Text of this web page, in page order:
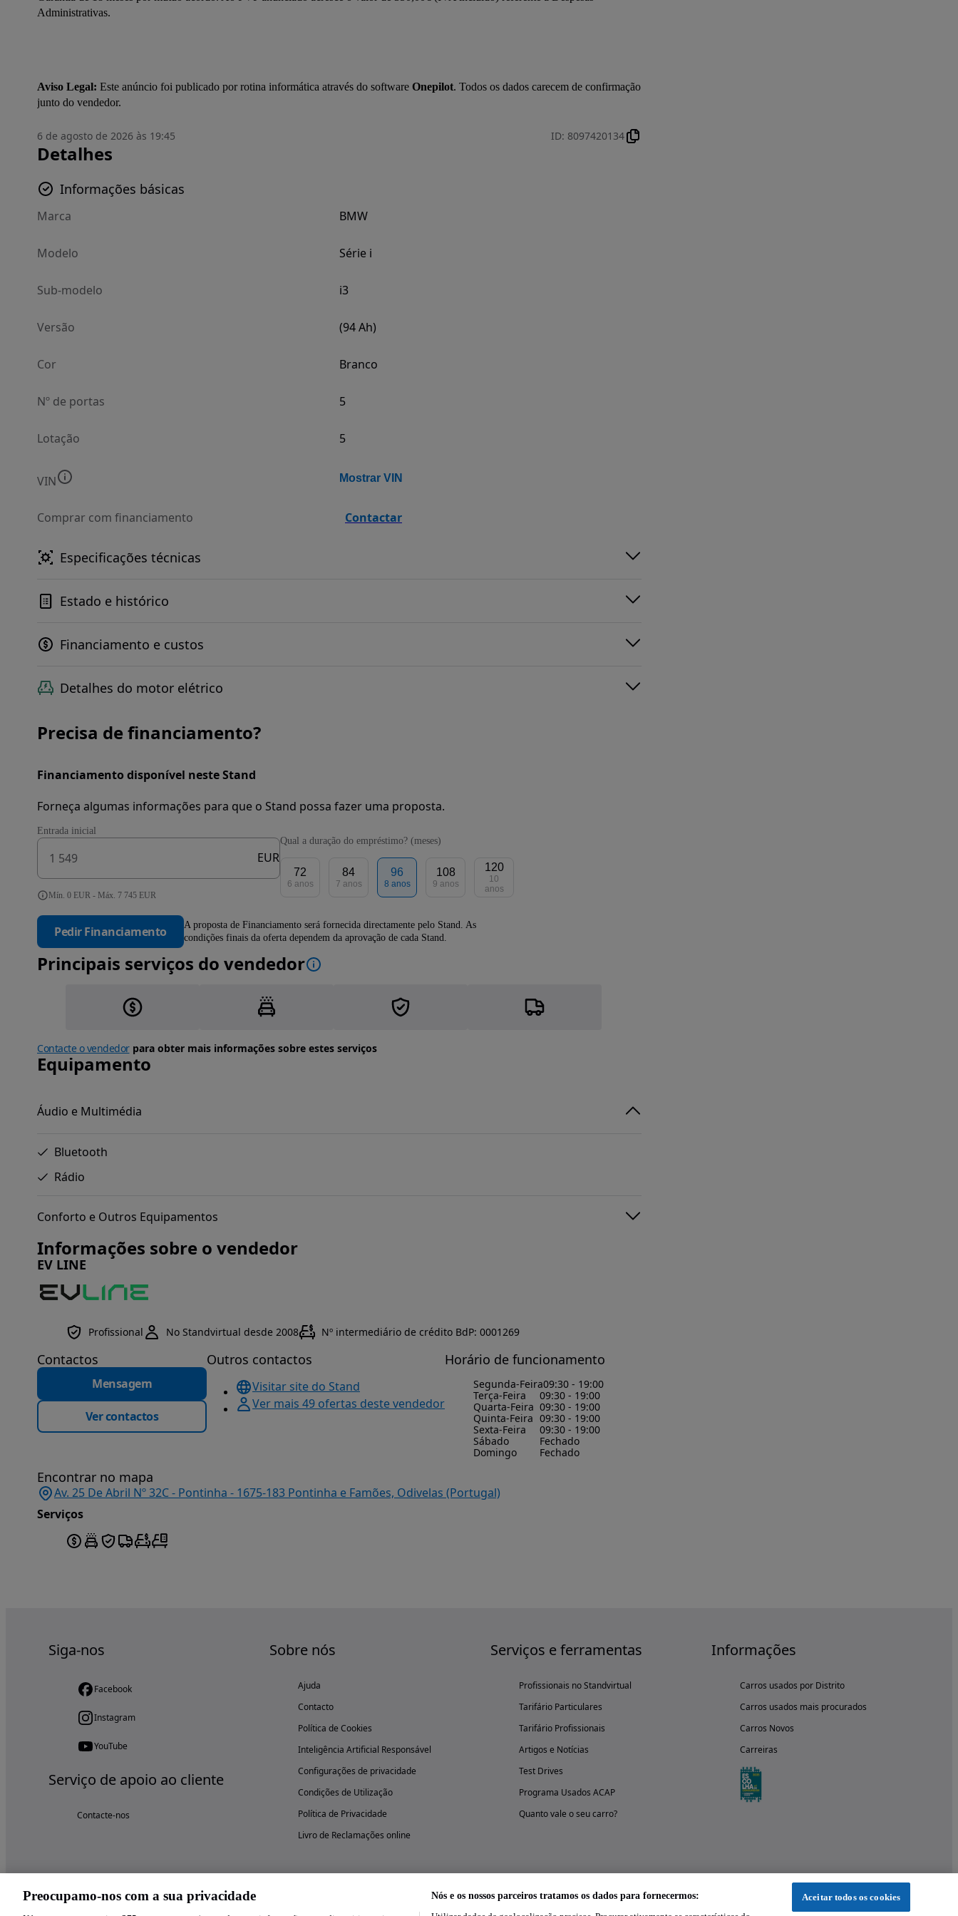
Administrativas.
Aviso Legal: Este anúncio foi publicado por rotina informática através do software Onepilot. Todos os dados carecem de confirmação
junto do vendedor.
6 de agosto de 2026 às 19:45 ID: 8097420134
Detalhes
Informações básicas
Marca BMW
Modelo Série i
Sub-modelo i3
Versão (94 Ah)
Cor Branco
Nº de portas 5
Lotação 5
VIN Mostrar VIN
Comprar com financiamento Contactar
Especificações técnicas
Estado e histórico
Financiamento e custos
Detalhes do motor elétrico
Precisa de financiamento?
Financiamento disponível neste Stand
Forneça algumas informações para que o Stand possa fazer uma proposta.
Entrada inicial
EUR
Mín. 0 EUR - Máx. 7 745 EUR
Qual a duração do empréstimo? (meses)
72
6 anos
84
7 anos
96
8 anos
108
9 anos
120
10
anos
Pedir Financiamento
A proposta de Financiamento será fornecida directamente pelo Stand. As
condições finais da oferta dependem da aprovação de cada Stand.
Principais serviços do vendedor
Contacte o vendedorpara obter mais informações sobre estes serviços
Equipamento
Áudio e Multimédia
Bluetooth
Rádio
Conforto e Outros Equipamentos
Informações sobre o vendedor
EV LINE
Profissional No Standvirtual desde 2008 Nº intermediário de crédito BdP: 0001269
Contactos
Mensagem
Ver contactos
Outros contactos
Visitar site do Stand
Ver mais 49 ofertas deste vendedor
Horário de funcionamento
Segunda-Feira09:30 - 19:00
Terça-Feira
09:30 - 19:00
Quarta-Feira 09:30 - 19:00
Quinta-Feira 09:30 - 19:00
Sexta-Feira
09:30 - 19:00
Sábado
Fechado
Domingo
Fechado
Encontrar no mapa
Av. 25 De Abril Nº 32C - Pontinha - 1675-183 Pontinha e Famões, Odivelas (Portugal)
Serviços
Siga-nos
Facebook
Instagram
YouTube
Serviço de apoio ao cliente
Contacte-nos
Sobre nós
Ajuda
Contacto
Política de Cookies
Inteligência Artificial Responsável
Configurações de privacidade
Condições de Utilização
Política de Privacidade
Livro de Reclamações online
Serviços e ferramentas
Profissionais no Standvirtual
Tarifário Particulares
Tarifário Profissionais
Artigos e Notícias
Test Drives
Programa Usados ACAP
Quanto vale o seu carro?
Informações
Carros usados por Distrito
Carros usados mais procurados
Carros Novos
Carreiras
Preocupamo-nos com a sua privacidade Nós e os nossos parceiros tratamos os dados para fornecermos: Aceitar todos os cookies